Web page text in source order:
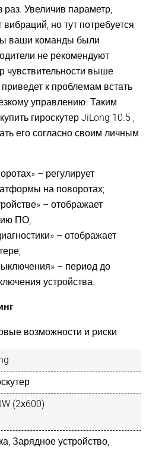
раз. Увеличив параметр,
но тут потребуется
ваши команды были
не рекомендуют
чувствительности выше
приведет к проблемам встать
управлению. Таким
гироскутер JiLong 10.5 ,
его согласно своим личным
– регулирует
на поворотах;
– отображает
ПО;
– отображает
– период до
устройства.
возможности и риски
(2х600)
Зарядное устройство,